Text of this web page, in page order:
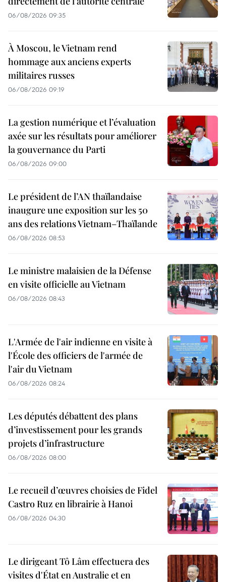
06/08/2026 09:35
À Moscou, le Vietnam rend
hommage aux anciens experts
militaires russes
06/08/2026 09:19
La gestion numérique et l’évaluation
axée sur les résultats pour améliorer
la gouvernance du Parti
06/08/2026 09:00
Le président de l’AN thaïlandaise
inaugure une exposition sur les 50
ans des relations Vietnam–Thaïlande
06/08/2026 08:53
Le ministre malaisien de la Défense
en visite officielle au Vietnam
06/08/2026 08:43
L'Armée de l'air indienne en visite à
l'École des officiers de l'armée de
l'air du Vietnam
06/08/2026 08:24
Les députés débattent des plans
d’investissement pour les grands
projets d’infrastructure
06/08/2026 08:00
Le recueil d’œuvres choisies de Fidel
Castro Ruz en librairie à Hanoi
06/08/2026 04:30
Le dirigeant Tô Lâm effectuera des
visites d'État en Australie et en